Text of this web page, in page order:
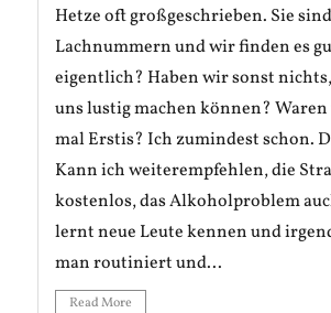
Hetze oft großgeschrieben. Sie sind
Lachnummern und wir finden es
eigentlich? Haben wir sonst
uns lustig machen können?
mal Erstis? Ich zumindest schon.
Kann ich weiterempfehlen, die
kostenlos, das Alkoholproblem
lernt neue Leute kennen und
man routiniert und...
Read More